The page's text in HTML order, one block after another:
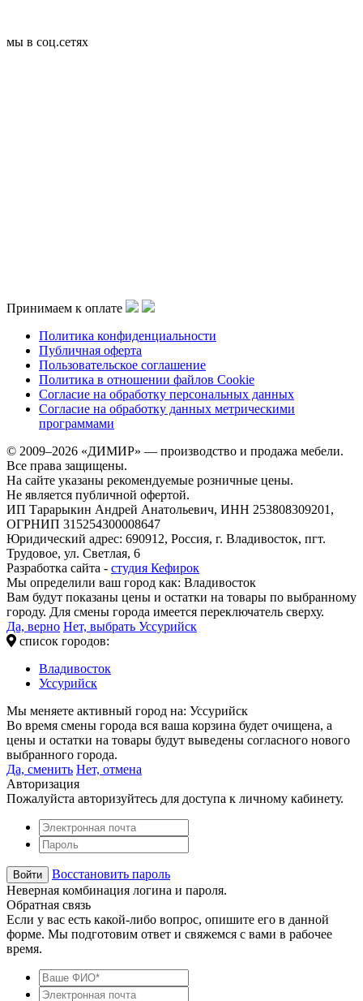
мы в соц.сетях
Принимаем к оплате
Политика конфиденциальности
Публичная оферта
Пользовательское соглашение
Политика в отношении файлов Cookie
Согласие на обработку персональных данных
Согласие на обработку данных метрическими
программами
© 2009–2026 «ДИМИР» — производство и продажа мебели.
Все права защищены.
На сайте указаны рекомендуемые розничные цены.
Не является публичной офертой.
ИП Тарарыкин Андрей Анатольевич, ИНН 253808309201,
ОГРНИП 315254300008647
Юридический адрес: 690912, Россия, г. Владивосток, пгт.
Трудовое, ул. Светлая, 6
Разработка сайта - студия Кефирок
Мы определили ваш город как: Владивосток
Вам будут показаны цены и остатки на товары по выбранному
городу. Для смены города имеется переключатель сверху.
Да, верно Нет, выбрать Уссурийск
список городов:
Владивосток
Уссурийск
Мы меняете активный город на: Уссурийск
Во время смены города вся ваша корзина будет очищена, а
цены и остатки на товары будут выведены согласного нового
выбранного города.
Да, сменить Нет, отмена
Авторизация
Пожалуйста авторизуйтесь для доступа к личному кабинету.
Восстановить пароль
Неверная комбинация логина и пароля.
Обратная связь
Если у вас есть какой-либо вопрос, опишите его в данной
форме. Мы подготовим ответ и свяжемся с вами в рабочее
время.